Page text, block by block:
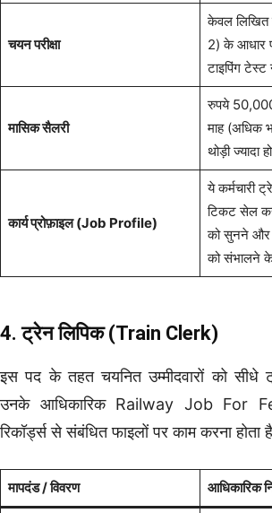
चयन परीक्षा
केवल लिखित
2) के आधार
टाइपिंग टेस्ट
मासिक सैलरी
रुपये
माह (अधिक
थोड़ी ज्यादा
कार्य प्रोफ़ाइल (Job Profile)
ये कर्मचारी
टिकट सेल
को सुनने और
को संभालने के
4. ट्रेन लिपिक (Train Clerk)
इस पद के तहत चयनित उम्मीदवारों को
उनके आधिकारिक Railway Job For
रिकॉर्ड्स से संबंधित फाइलों पर काम करना होता
मापदंड / विवरण आधिकारिक